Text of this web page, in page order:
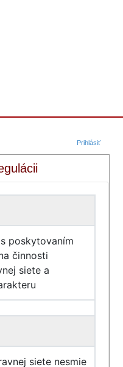
Prihlásiť
poskytovaním
činnosti
siete a
siete nesmie